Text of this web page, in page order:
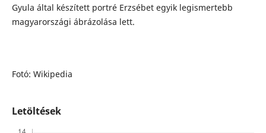
Gyula által készített portré Erzsébet egyik legismertebb
magyarországi ábrázolása lett.
Fotó: Wikipedia
Letöltések